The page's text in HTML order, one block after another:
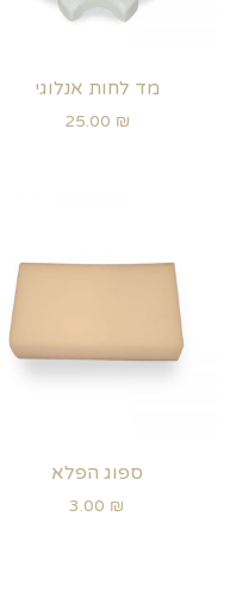
מד לחות אנלוגי
25.00 ₪
ספוג הפלא
3.00 ₪